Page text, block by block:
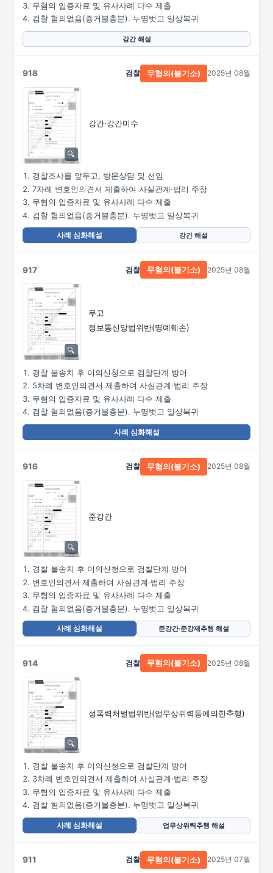
무혐의 입증자료 및 유사사례 다수 제출
검찰 혐의없음(증거불충분). 누명벗고 일상복귀
강간 해설
918
강간·강간미수
검찰 무혐의(불기소) 2025년 08월
경찰조사를 앞두고, 방문상담 및 선임
7차례 변호인의견서 제출하여 사실관계·법리 주장
무혐의 입증자료 및 유사사례 다수 제출
검찰 혐의없음(증거불충분). 누명벗고 일상복귀
사례 심화해설 강간 해설
917
무고
정보통신망법위반(명예훼손)
검찰 무혐의(불기소) 2025년 08월
경찰 불송치 후 이의신청으로 검찰단계 방어
5차례 변호인의견서 제출하여 사실관계·법리 주장
무혐의 입증자료 및 유사사례 다수 제출
검찰 혐의없음(증거불충분). 누명벗고 일상복귀
사례 심화해설
916
준강간
검찰 무혐의(불기소) 2025년 08월
경찰 불송치 후 이의신청으로 검찰단계 방어
변호인의견서 제출하여 사실관계·법리 주장
무혐의 입증자료 및 유사사례 다수 제출
검찰 혐의없음(증거불충분). 누명벗고 일상복귀
사례 심화해설 준강간·준강제추행 해설
914
성폭력처벌법위반(업무상위력등에의한추행)
검찰 무혐의(불기소) 2025년 08월
경찰 불송치 후 이의신청으로 검찰단계 방어
3차례 변호인의견서 제출하여 사실관계·법리 주장
무혐의 입증자료 및 유사사례 다수 제출
검찰 혐의없음(증거불충분). 누명벗고 일상복귀
사례 심화해설 업무상위력추행 해설
911 검찰 무혐의(불기소) 2025년 07월